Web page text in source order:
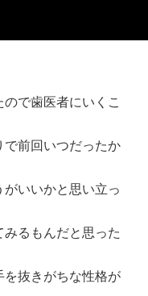
で歯医者にいくこ
前回いつだったか
いいかと思い立っ
るもんだと思った
を抜きがちな性格が